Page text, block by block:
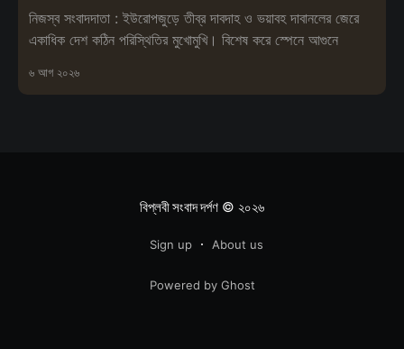
নিজস্ব সংবাদদাতা : ইউরোপজুড়ে তীব্র দাবদাহ ও ভয়াবহ দাবানলের জেরে
একাধিক দেশ কঠিন পরিস্থিতির মুখোমুখি। বিশেষ করে স্পেনে আগুনে
৬ আগ ২০২৬
বিপ্লবী সংবাদ দর্পণ© ২০২৬
Sign up About us
Powered by Ghost